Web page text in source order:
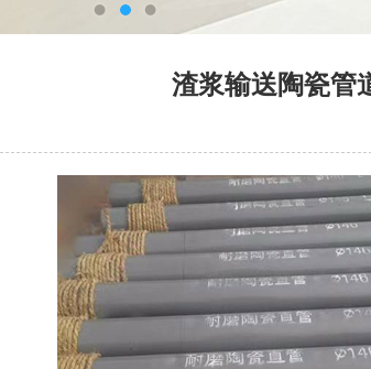
渣浆输送陶瓷管